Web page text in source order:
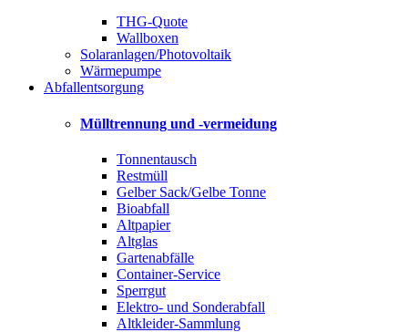
THG-Quote
Wallboxen
Solaranlagen/Photovoltaik
Wärmepumpe
Abfallentsorgung
Mülltrennung und -vermeidung
Tonnentausch
Restmüll
Gelber Sack/Gelbe Tonne
Bioabfall
Altpapier
Altglas
Gartenabfälle
Container-Service
Sperrgut
Elektro- und Sonderabfall
Altkleider-Sammlung